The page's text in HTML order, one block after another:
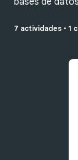
7 actividades • 1